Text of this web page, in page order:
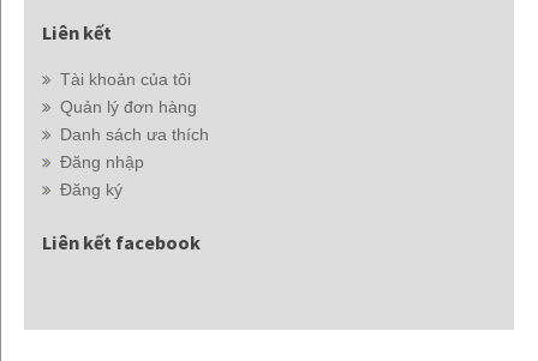
Liên kết
Tài khoản của tôi
Quản lý đơn hàng
Danh sách ưa thích
Đăng nhập
Đăng ký
Liên kết facebook